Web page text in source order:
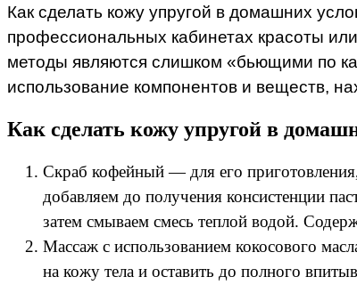
Как сделать кожу упругой в домашних
профессиональных кабинетах красоты
методы являются слишком «бьющими по
использование компонентов и веществ,
Как сделать кожу упругой в
Скраб кофейный — для его
добавляем до получения консистенции
затем смываем смесь теплой водой.
Массаж с использованием кокосового
на кожу тела и оставить до полного